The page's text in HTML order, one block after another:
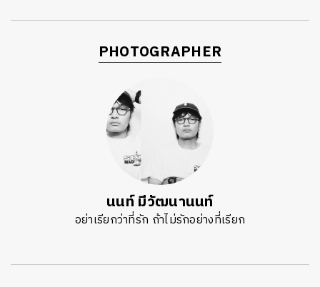
PHOTOGRAPHER
นนท์ มีวัฒนานนท์
อย่าเรียกว่าที่รัก ถ้าไม่รักอย่างที่เรียก